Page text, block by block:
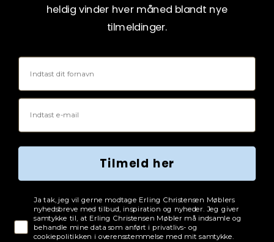
heldig vinder hver måned blandt nye
tilmeldinger.
Fornavn
Email
Tilmeld her
Tjekboks samtykke
Ja tak, jeg vil gerne modtage Erling Christensen Møblers
nyhedsbreve med tilbud, inspiration og nyheder. Jeg giver
samtykke til, at Erling Christensen Møbler må indsamle og
behandle mine data som anført i privatlivs- og
cookiepolitikken i overensstemmelse med mit samtykke.